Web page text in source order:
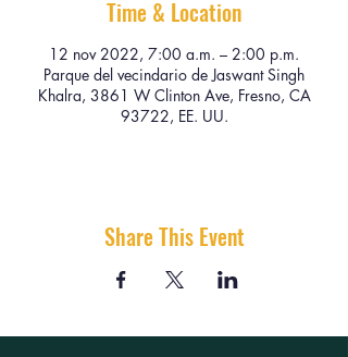
Time & Location
12 nov 2022, 7:00 a.m. – 2:00 p.m.
Parque del vecindario de Jaswant Singh
Khalra, 3861 W Clinton Ave, Fresno, CA
93722, EE. UU.
Share This Event